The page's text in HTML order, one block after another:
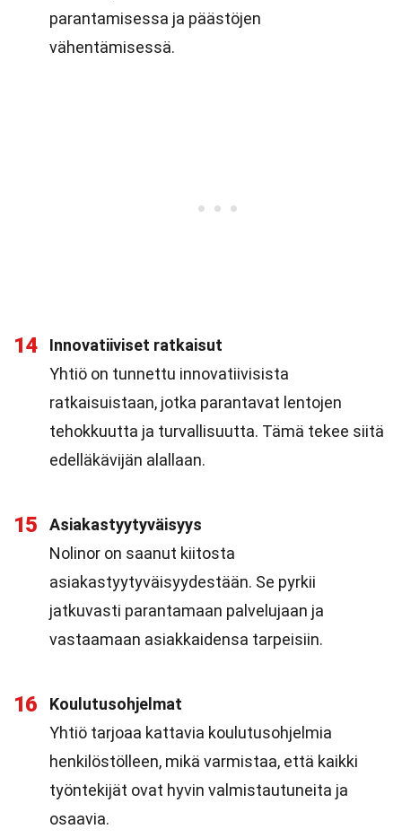
parantamisessa ja päästöjen
vähentämisessä.
14
Innovatiiviset ratkaisut
Yhtiö on tunnettu innovatiivisista
ratkaisuistaan, jotka parantavat lentojen
tehokkuutta ja turvallisuutta. Tämä tekee siitä
edelläkävijän alallaan.
15
Asiakastyytyväisyys
Nolinor on saanut kiitosta
asiakastyytyväisyydestään. Se pyrkii
jatkuvasti parantamaan palvelujaan ja
vastaamaan asiakkaidensa tarpeisiin.
16
Koulutusohjelmat
Yhtiö tarjoaa kattavia koulutusohjelmia
henkilöstölleen, mikä varmistaa, että kaikki
työntekijät ovat hyvin valmistautuneita ja
osaavia.